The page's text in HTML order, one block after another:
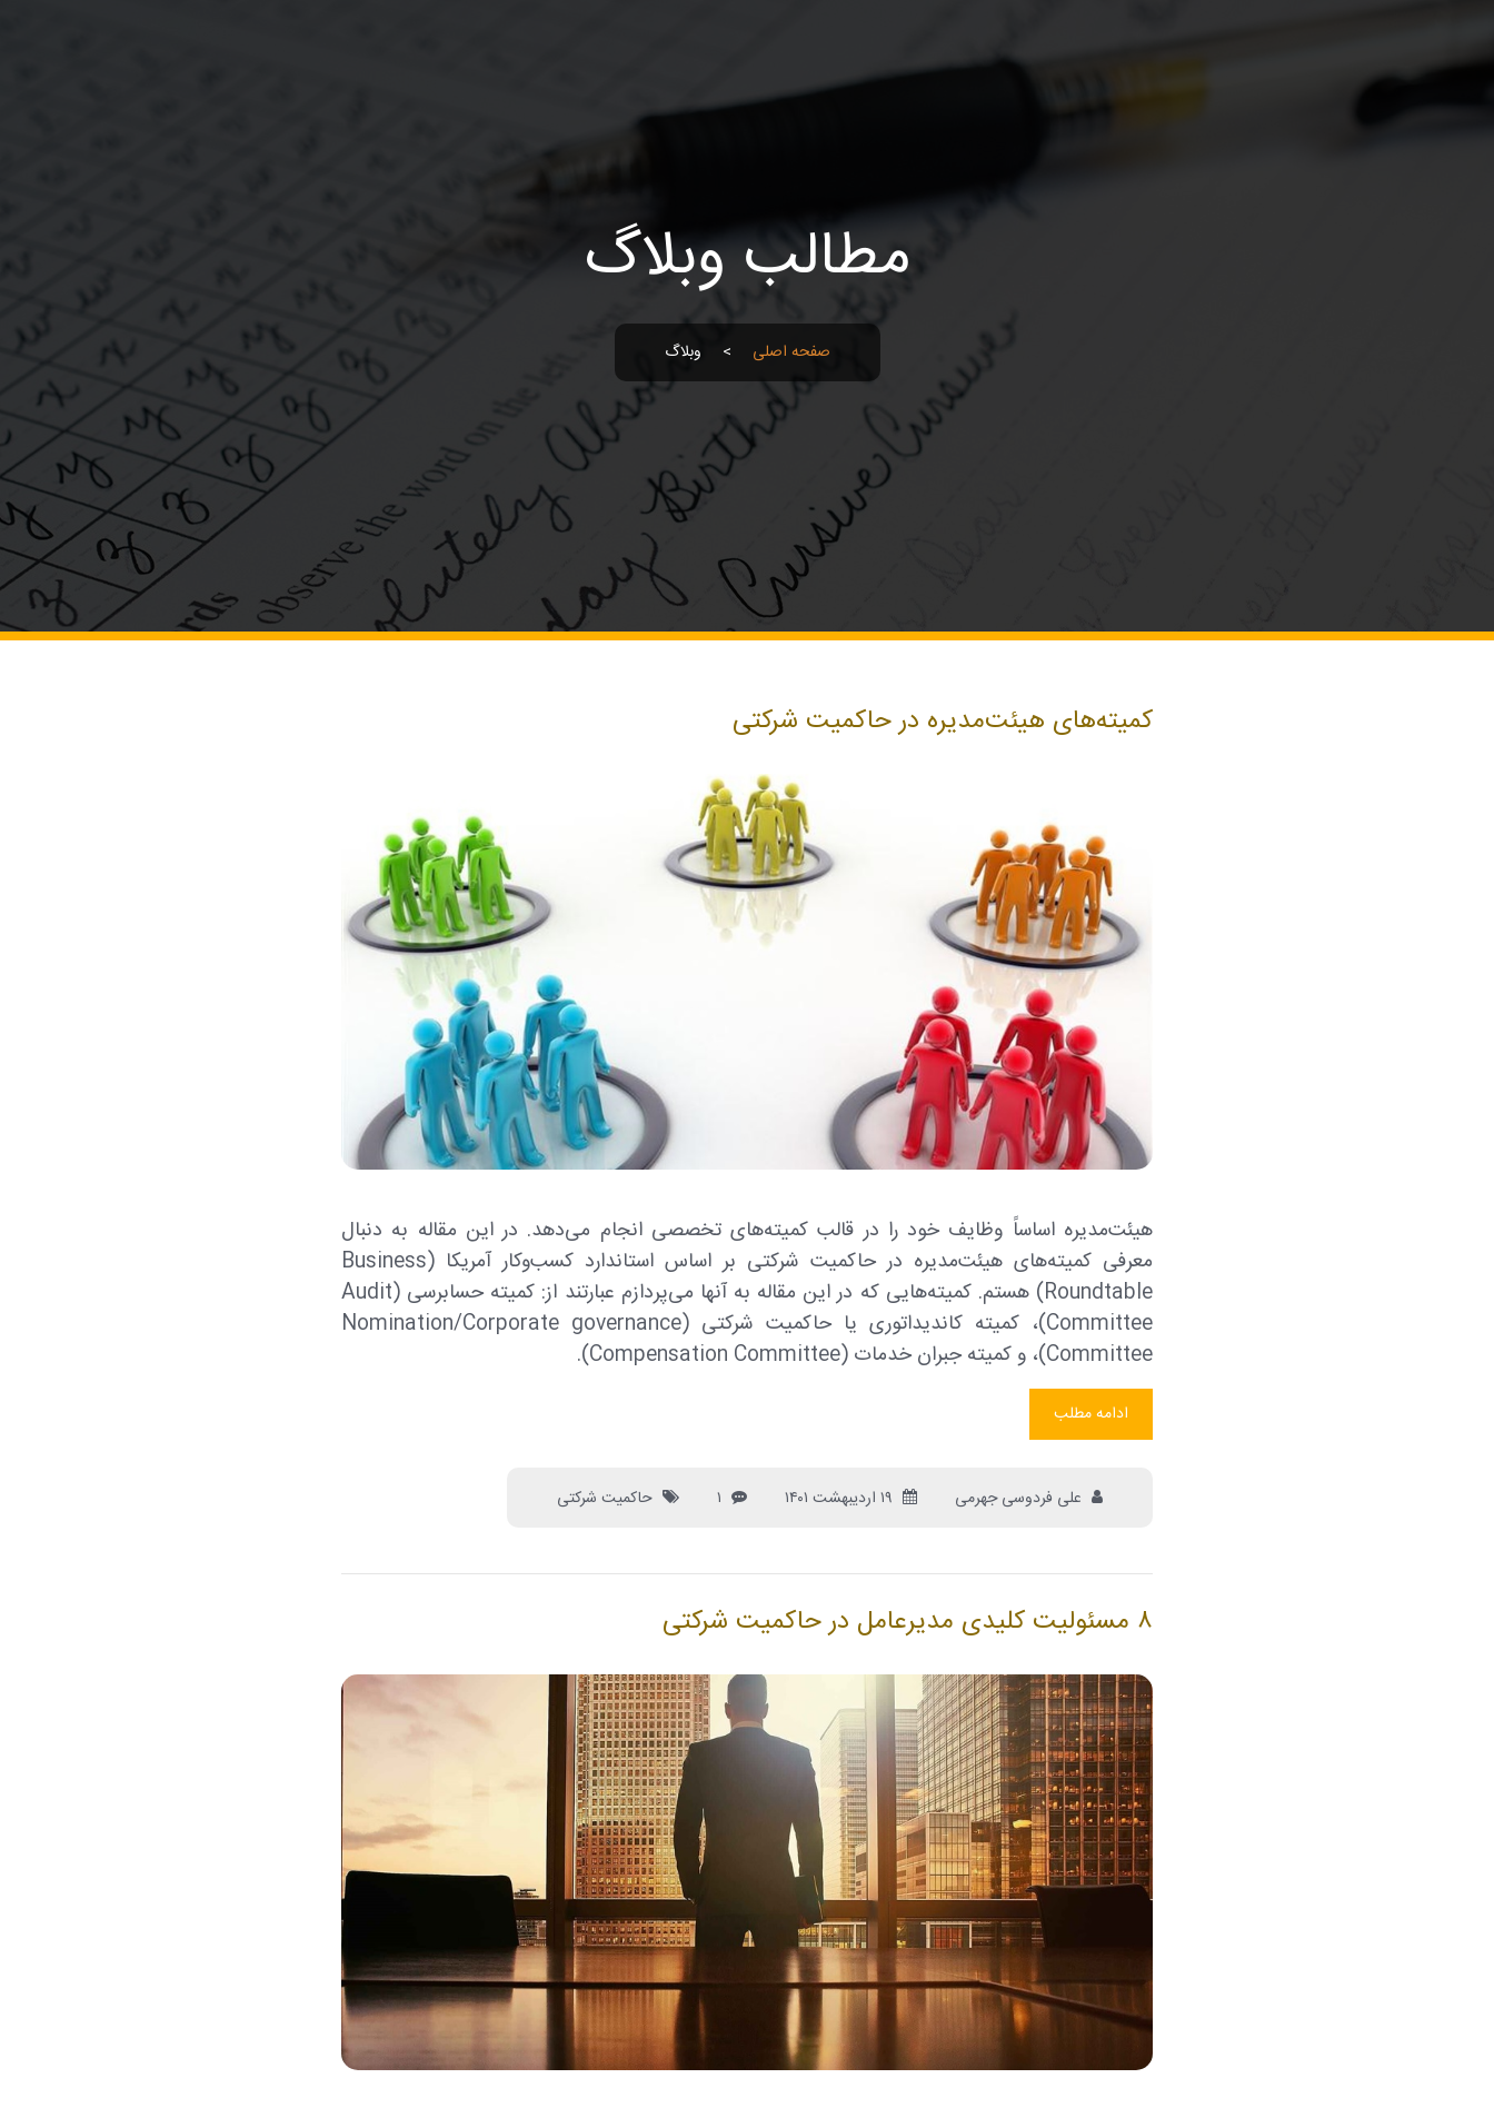
مطالب وبلاگ
صفحه اصلی > وبلاگ
کمیته‌های هیئت‌مدیره در حاکمیت شرکتی
هیئت‌مدیره اساساً وظایف خود را در قالب کمیته‌های تخصصی انجام می‌دهد. در این مقاله به دنبال
معرفی کمیته‌های هیئت‌مدیره در حاکمیت شرکتی بر اساس استاندارد کسب‌وکار آمریکا (Business
Roundtable) هستم. کمیته‌هایی که در این مقاله به آنها می‌پردازم عبارتند از: کمیته حسابرسی (Audit
Committee)، کمیته کاندیداتوری یا حاکمیت شرکتی (Nomination/Corporate governance
Committee)، و کمیته جبران خدمات (Compensation Committee).
ادامه مطلب
علی فردوسی جهرمی حاکمیت شرکتی
۸ مسئولیت کلیدی مدیرعامل در حاکمیت شرکتی